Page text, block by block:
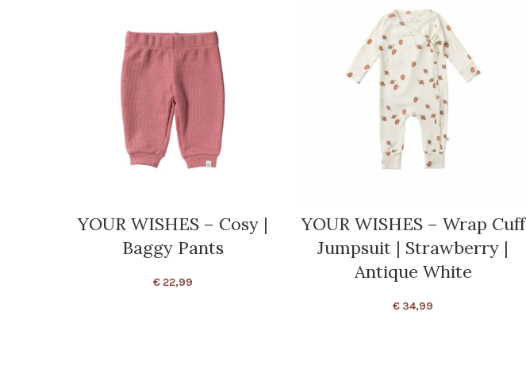
YOUR WISHES – Cosy |
Baggy Pants
€22,99
YOUR WISHES – Wrap Cuff
Jumpsuit | Strawberry |
Antique White
€ 34,99